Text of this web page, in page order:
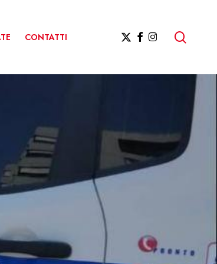
CONTATTI X-
TWITTER
FACEBOOK
INSTAGRAM